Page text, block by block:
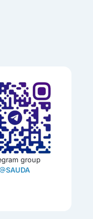
group
SAUDA